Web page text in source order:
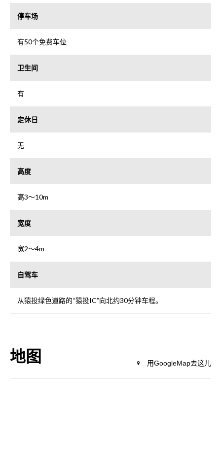
停车场
有50个免费车位
卫生间
有
定休日
无
高度
高3～10m
宽度
宽2～4m
自驾车
从猿投绿色道路的“猿投IC”向北约30分钟车程。
地图 用GoogleMap去这儿